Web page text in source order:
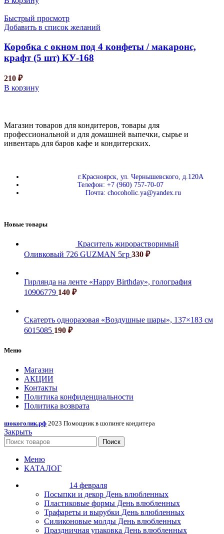
Быстрый просмотр
Добавить в список желаний
Коробка с окном под 4 конфеты / макаронс,
крафт (5 шт) КУ-168
210 ₽
В корзину
Магазин товаров для кондитеров, товары для
профессиональной и для домашней выпечки, сырье и
инвентарь для баров кафе и кондитерских.
г.Красноярск, ул. Чернышевского, д.120А
Телефон: +7 (960) 757-70-07
Почта: chocoholic.ya@yandex.ru
Новые товары
Краситель жирорастворимый
Оливковый 726 GUZMAN 5гр 330 ₽
Гирлянда на ленте «Happy Birthday», голография
10906779 140 ₽
Скатерть одноразовая «Воздушные шары», 137×183 см
6015085 190 ₽
Меню
Магазин
АКЦИИ
Контакты
Политика конфиденциальности
Политика возврата
шокоголик.рф 2023 Помощник в шопинге кондитера
Закрыть
Поиск
Меню
КАТАЛОГ
14 февраля
Посыпки и декор День влюбленных
Пластиковые формы День влюбленных
Трафареты и вырубки День влюбленных
Силиконовые молды День влюбленных
Праздничная упаковка День влюбленных